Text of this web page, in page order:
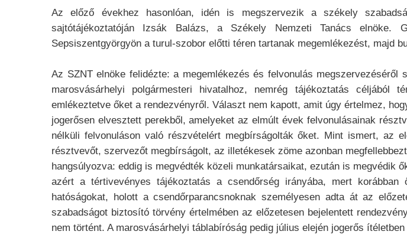
Az előző évekhez hasonlóan, idén is megszervezik a székely
sajtótájékoztatóján Izsák Balázs, a Székely Nemzeti Tanács elnöke.
Sepsiszentgyörgyön a turul-szobor előtti téren tartanak megemlékezést, majd
Az SZNT elnöke felidézte: a megemlékezés és felvonulás
marosvásárhelyi polgármesteri hivatalhoz, nemrég tájékoztatás céljából
emlékeztetve őket a rendezvényről. Választ nem kapott, amit úgy értelmez,
jogerősen elvesztett perekből, amelyeket az elmúlt évek felvonulásainak
nélküli felvonuláson való részvételért megbírságolták őket. Mint ismert,
résztvevőt, szervezőt megbírságolt, az illetékesek zöme azonban
hangsúlyozva: eddig is megvédték közeli munkatársaikat, ezután is
azért a tértivevényes tájékoztatás a csendőrség irányába, mert
hatóságokat, holott a csendőrparancsnoknak személyesen adta át az
szabadságot biztosító törvény értelmében az előzetesen bejelentett
nem történt. A marosvásárhelyi táblabíróság pedig július elején jogerős